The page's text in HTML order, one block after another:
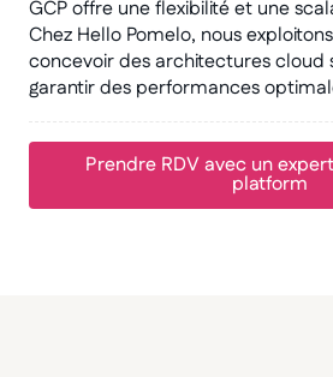
GCP offre une flexibilité et une
Chez Hello Pomelo, nous
concevoir des architectures cloud
garantir des performances
Prendre RDV avec un
platform